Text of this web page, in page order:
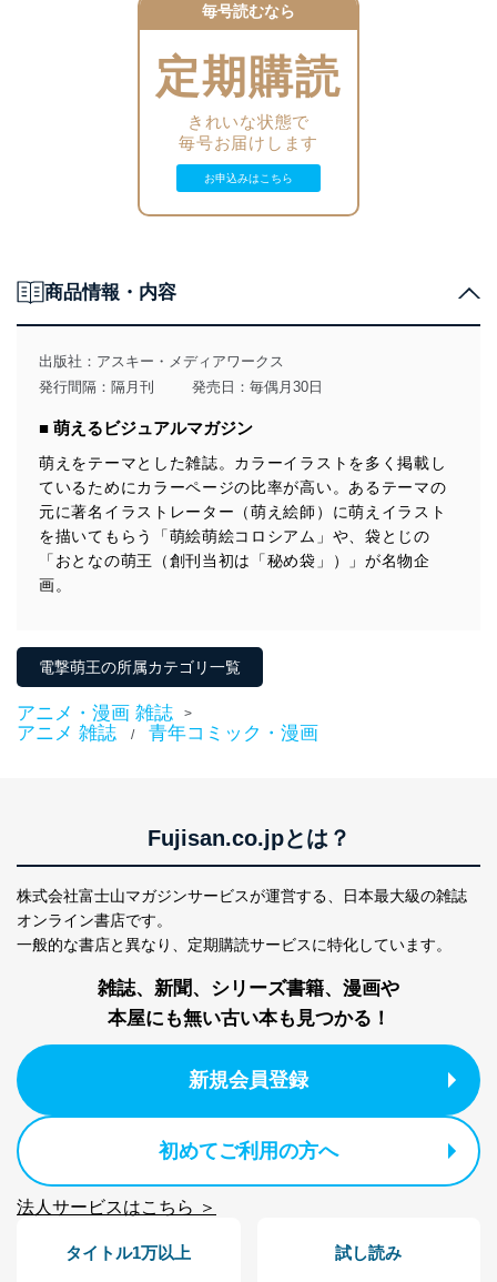
毎号読むなら
定期購読
きれいな状態で
毎号お届けします
お申込みはこちら
商品情報・内容
出版社： アスキー・メディアワークス
発行間隔：隔月刊
発売日：毎偶月30日
■ 萌えるビジュアルマガジン
萌えをテーマとした雑誌。カラーイラストを多く掲載し
ているためにカラーページの比率が高い。あるテーマの
元に著名イラストレーター（萌え絵師）に萌えイラスト
を描いてもらう「萌絵萌絵コロシアム」や、袋とじの
「おとなの萌王（創刊当初は「秘め袋」）」が名物企
画。
電撃萌王の所属カテゴリ一覧
アニメ・漫画 雑誌 >
アニメ 雑誌 / 青年コミック・漫画
Fujisan.co.jpとは？
株式会社富士山マガジンサービスが運営する、
日本最大級の雑誌
オンライン書店です。
一般的な書店と異なり、 定期購読サービスに特化しています。
雑誌、新聞、シリーズ書籍、漫画や
本屋にも無い古い本も見つかる！
新規会員登録
初めてご利用の方へ
法人サービスはこちら ＞
タイトル1万以上 試し読み